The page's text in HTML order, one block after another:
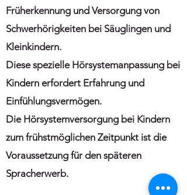
Früherkennung und Versorgung von
Schwerhörigkeiten bei Säuglingen und
Kleinkindern.
Diese spezielle Hörsystemanpassung bei
Kindern erfordert Erfahrung und
Einfühlungsvermögen.
Die Hörsystemversorgung bei Kindern
zum frühstmöglichen Zeitpunkt ist die
Voraussetzung für den späteren
Spracherwerb.